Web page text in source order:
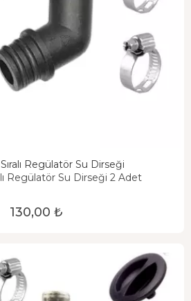
Regülatör Su Dirseği
Regülatör Su Dirseği 2 Adet
130,00 ₺